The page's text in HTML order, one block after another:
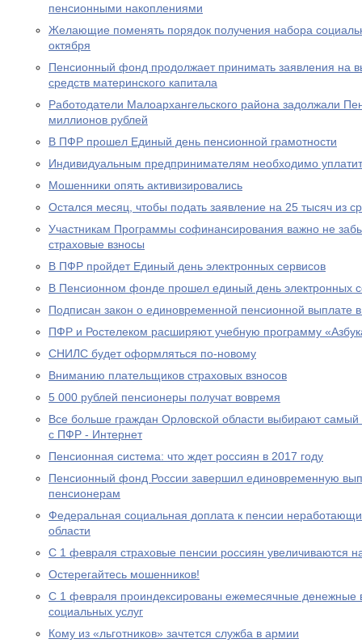
пенсионными накоплениями
Желающие поменять порядок получения набора
октября
Пенсионный фонд продолжает принимать заявления на
средств материнского капитала
Работодатели Малоархангельского района задолжали
миллионов рублей
В ПФР прошел Единый день пенсионной грамотности
Индивидуальным предпринимателям необходимо
Мошенники опять активизировались
Остался месяц, чтобы подать заявление на 25 тысяч из
Участникам Программы софинансирования важно не
страховые взносы
В ПФР пройдет Единый день электронных сервисов
В Пенсионном фонде прошел единый день электронных
Подписан закон о единовременной пенсионной выплате
ПФР и Ростелеком расширяют учебную программу
СНИЛС будет оформляться по-новому
Вниманию плательщиков страховых взносов
5 000 рублей пенсионеры получат вовремя
Все больше граждан Орловской области выбирают
с ПФР - Интернет
Пенсионная система: что ждет россиян в 2017 году
Пенсионный фонд России завершил единовременную
пенсионерам
Федеральная социальная доплата к пенсии
области
С 1 февраля страховые пенсии россиян увеличиваются
Остерегайтесь мошенников!
С 1 февраля проиндексированы ежемесячные денежные
социальных услуг
Кому из «льготников» зачтется служба в армии